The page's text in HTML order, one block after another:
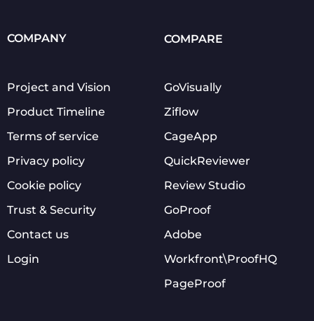
COMPANY
Project and Vision
Product Timeline
Terms of service
Privacy policy
Cookie policy
Trust & Security
Contact us
Login
COMPARE
GoVisually
Ziflow
CageApp
QuickReviewer
Review Studio
GoProof
Adobe
Workfront\ProofHQ
PageProof